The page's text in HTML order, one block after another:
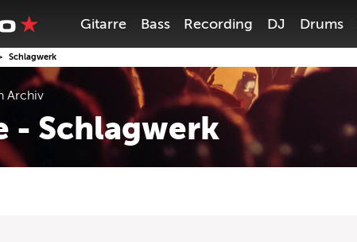
Gitarre Bass Recording DJ Drums
Schlagwerk
Archiv
- Schlagwerk